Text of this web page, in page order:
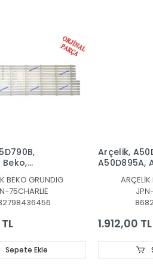
Beko,
BAR, ,
BEKO GRUNDIG
75CHARLIE
Sepete Ekle
Arçelik,
A50D895A,
A-BI,
A50E795B,
B50D895A,
A-BI,
B50E795B,
1.912,00 TL